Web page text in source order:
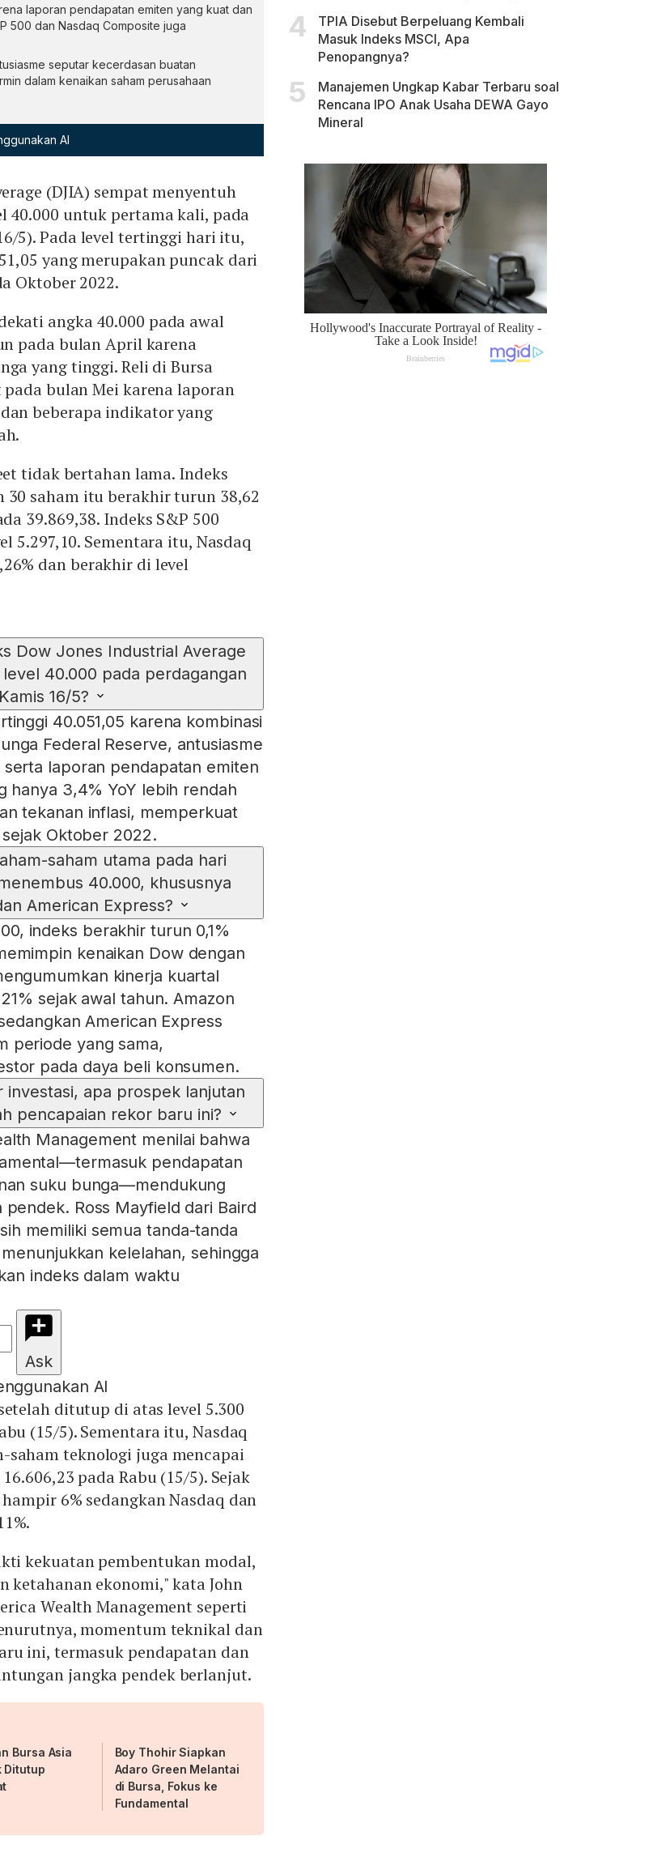
laporan pendapatan emiten yang kuat dan
500 dan Nasdaq Composite juga
seputar kecerdasan buatan
dalam kenaikan saham perusahaan
AI
(DJIA) sempat menyentuh
40.000 untuk pertama kali, pada
5). Pada level tertinggi hari itu,
yang merupakan puncak dari
Oktober 2022.
angka 40.000 pada awal
pada bulan April karena
yang tinggi. Reli di Bursa
bulan Mei karena laporan
beberapa indikator yang
tidak bertahan lama. Indeks
30 saham itu berakhir turun 38,62
39.869,38. Indeks S&P 500
5.297,10. Sementara itu, Nasdaq
dan berakhir di level
Dow Jones Industrial Average
40.000 pada perdagangan
16/5?
40.051,05 karena kombinasi
Federal Reserve, antusiasme
laporan pendapatan emiten
hanya 3,4% YoY lebih rendah
tekanan inflasi, memperkuat
Oktober 2022.
saham utama pada hari
40.000, khususnya
American Express?
indeks berakhir turun 0,1%
kenaikan Dow dengan
kinerja kuartal
sejak awal tahun. Amazon
American Express
periode yang sama,
pada daya beli konsumen.
apa prospek lanjutan
pencapaian rekor baru ini?
Management menilai bahwa
pendapatan
suku bunga—mendukung
Ross Mayfield dari Baird
memiliki semua tanda-tanda
kelelahan, sehingga
indeks dalam waktu
Ask
AI
ditutup di atas level 5.300
(15/5). Sementara itu, Nasdaq
saham teknologi juga mencapai
pada Rabu (15/5). Sejak
6% sedangkan Nasdaq dan
kekuatan pembentukan modal,
ketahanan ekonomi," kata John
Wealth Management seperti
momentum teknikal dan
ini, termasuk pendapatan dan
jangka pendek berlanjut.
Bursa Asia
Ditutup
Boy Thohir Siapkan
Adaro Green Melantai
di Bursa, Fokus ke
Fundamental
TPIA Disebut Berpeluang Kembali
Masuk Indeks MSCI, Apa
Penopangnya?
Manajemen Ungkap Kabar Terbaru soal
Rencana IPO Anak Usaha DEWA Gayo
Mineral